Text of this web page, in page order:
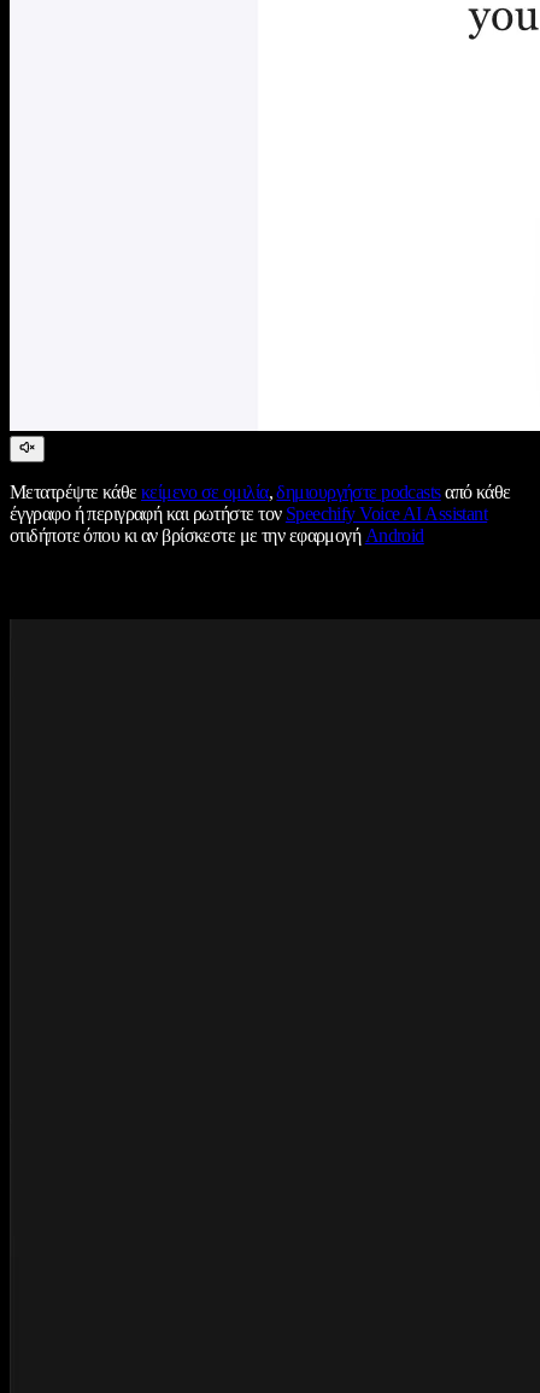
Μετατρέψτε κάθεκείμενο σε ομιλία,δημιουργήστε podcastsαπό κάθε
έγγραφο ή περιγραφή και ρωτήστε τον Speechify Voice AI Assistant
οτιδήποτε όπου κι αν βρίσκεστε με την εφαρμογήAndroid